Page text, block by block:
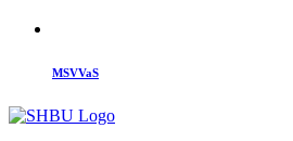
MSVVaS